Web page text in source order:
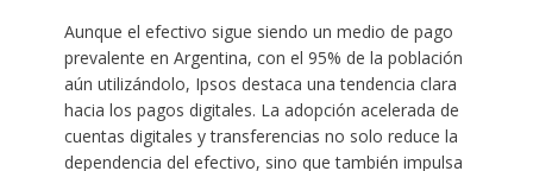
Aunque el efectivo sigue siendo un medio de pago
prevalente en Argentina, con el 95% de la población
aún utilizándolo, Ipsos destaca una tendencia clara
hacia los pagos digitales. La adopción acelerada de
cuentas digitales y transferencias no solo reduce la
dependencia del efectivo, sino que también impulsa